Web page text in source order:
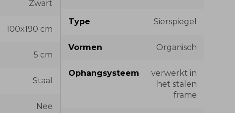
Zwart
100x190 cm
5 cm
Staal
Nee
Type Sierspiegel
Vormen Organisch
Ophangsysteem
verwerkt in
het stalen
frame